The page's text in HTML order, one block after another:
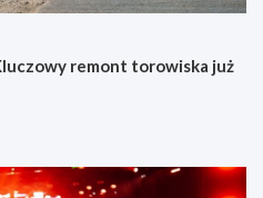
remont torowiska już